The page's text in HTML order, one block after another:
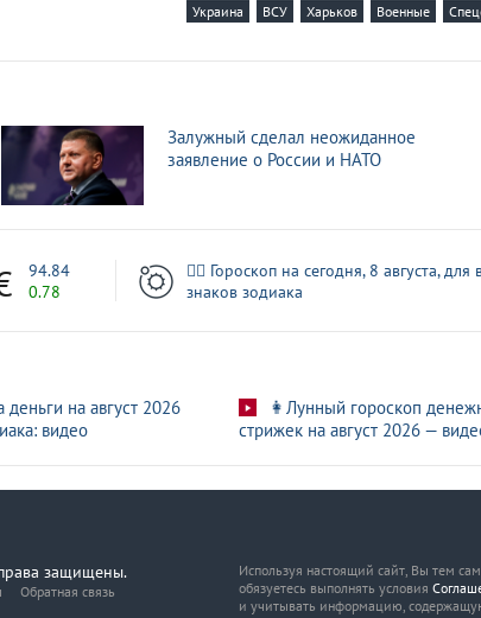
видео из зоны СВО
ВСУ. Лучшее видео из зоны СВО
области. Лучшее видео из зоны СВО
ВСУ. Лучшее видео из зоны СВО
Украина ВСУ Харьков Военные
Залужный сделал неожиданное
заявление о России и НАТО
94.84
0.78
🧙‍♀ Гороскоп на сегодня, 8 августа, для
знаков зодиака
деньги на август 2026
видео
👩Лунный гороскоп
стрижек на август 2026 —
защищены.
Обратная связь
Используя настоящий сайт, Вы тем
обязуетесь выполнять условия
и учитывать информацию,